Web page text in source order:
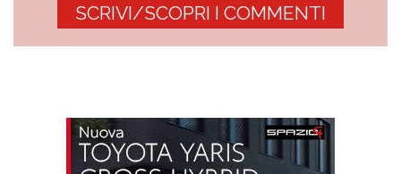
SCRIVI/SCOPRI I COMMENTI